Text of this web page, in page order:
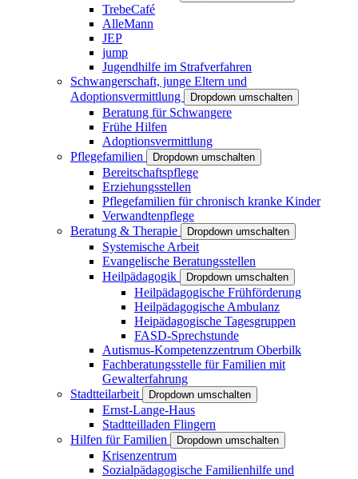
TrebeCafé
AlleMann
JEP
jump
Jugendhilfe im Strafverfahren
Schwangerschaft, junge Eltern und
Adoptionsvermittlung
Dropdown umschalten
Beratung für Schwangere
Frühe Hilfen
Adoptionsvermittlung
Pflegefamilien
Dropdown umschalten
Bereitschaftspflege
Erziehungsstellen
Pflegefamilien für chronisch kranke Kinder
Verwandtenpflege
Beratung & Therapie
Dropdown umschalten
Systemische Arbeit
Evangelische Beratungsstellen
Heilpädagogik
Dropdown umschalten
Heilpädagogische Frühförderung
Heilpädagogische Ambulanz
Heipädagogische Tagesgruppen
FASD-Sprechstunde
Autismus-Kompetenzzentrum Oberbilk
Fachberatungsstelle für Familien mit
Gewalterfahrung
Stadtteilarbeit
Dropdown umschalten
Ernst-Lange-Haus
Stadtteilladen Flingern
Hilfen für Familien
Dropdown umschalten
Krisenzentrum
Sozialpädagogische Familienhilfe und